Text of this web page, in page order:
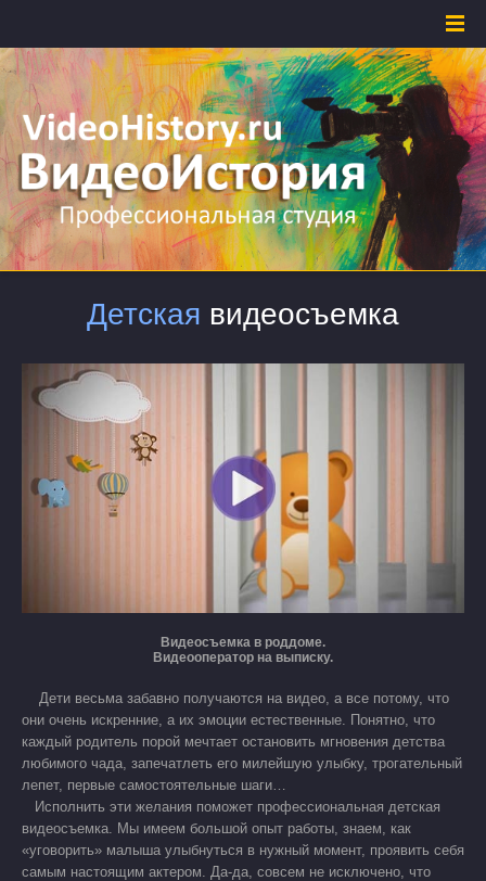
Детская видеосъемка
Видеосъемка в роддоме.
Видеооператор на выписку.
Дети весьма забавно получаются на видео, а все потому, что
они очень искренние, а их эмоции естественные. Понятно, что
каждый родитель порой мечтает остановить мгновения детства
любимого чада, запечатлеть его милейшую улыбку, трогательный
лепет, первые самостоятельные шаги…
Исполнить эти желания поможет профессиональная детская
видеосъемка. Мы имеем большой опыт работы, знаем, как
«уговорить» малыша улыбнуться в нужный момент, проявить себя
самым настоящим актером. Да-да, совсем не исключено, что